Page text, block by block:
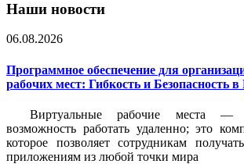
Наши новости
06.08.2026
Программное обеспечение для
рабочих мест: Гибкость и Безопасность
Виртуальные рабочие места
возможность работать удаленно; это
которое позволяет сотрудникам
приложениям из любой точки мира